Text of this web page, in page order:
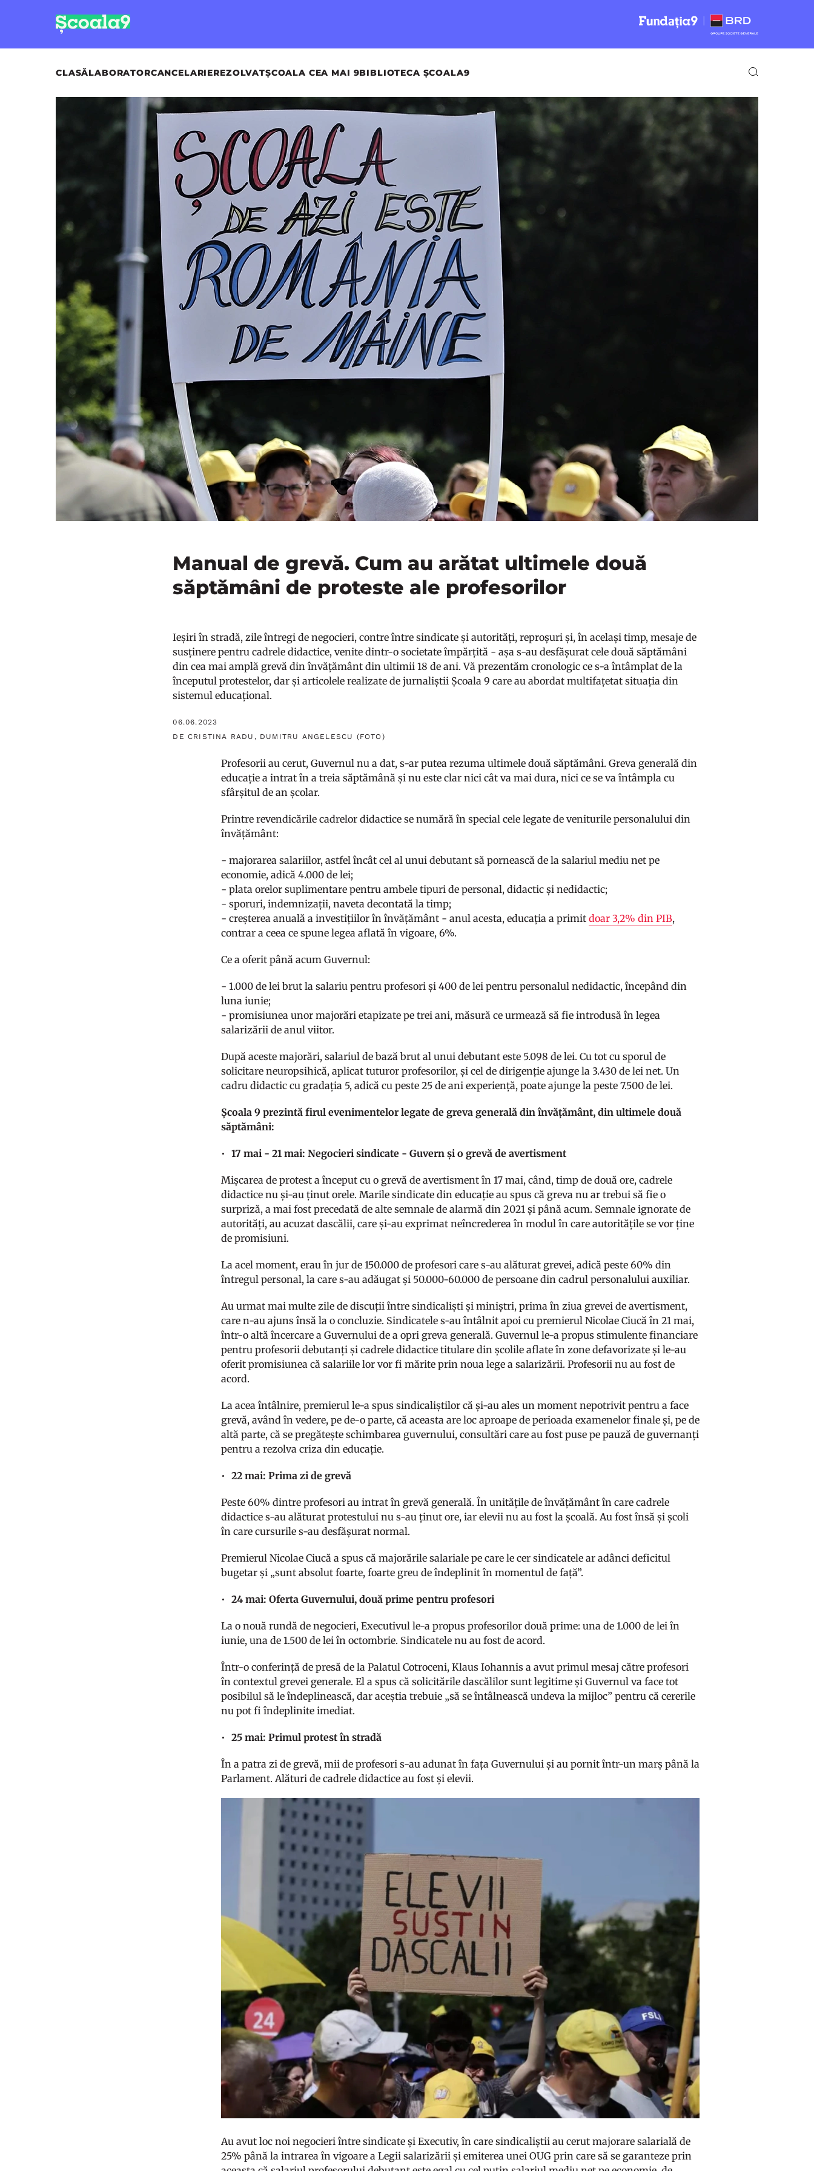
CLASĂLABORATORCANCELARIEREZOLVATȘCOALA CEA MAI 9BIBLIOTECA ȘCOALA9
Manual de grevă. Cum au arătat ultimele două
săptămâni de proteste ale profesorilor
Ieșiri în stradă, zile întregi de negocieri, contre între sindicate și autorități, reproșuri și, în același timp, mesaje de
susținere pentru cadrele didactice, venite dintr-o societate împărțită - așa s-au desfășurat cele două săptămâni
din cea mai amplă grevă din învățământ din ultimii 18 de ani. Vă prezentăm cronologic ce s-a întâmplat de la
începutul protestelor, dar și articolele realizate de jurnaliștii Școala 9 care au abordat multifațetat situația din
sistemul educațional.
06.06.2023
DE CRISTINA RADU, DUMITRU ANGELESCU (FOTO)
Profesorii au cerut, Guvernul nu a dat, s-ar putea rezuma ultimele două săptămâni. Greva generală din
educație a intrat în a treia săptămână și nu este clar nici cât va mai dura, nici ce se va întâmpla cu
sfârșitul de an școlar.
Printre revendicările cadrelor didactice se numără în special cele legate de veniturile personalului din
învățământ:
- majorarea salariilor, astfel încât cel al unui debutant să pornească de la salariul mediu net pe
economie, adică 4.000 de lei;
- plata orelor suplimentare pentru ambele tipuri de personal, didactic și nedidactic;
- sporuri, indemnizații, naveta decontată la timp;
- creșterea anuală a investițiilor în învățământ - anul acesta, educația a primitdoar 3,2% din PIB,
contrar a ceea ce spune legea aflată în vigoare, 6%.
Ce a oferit până acum Guvernul:
- 1.000 de lei brut la salariu pentru profesori și 400 de lei pentru personalul nedidactic, începând din
luna iunie;
- promisiunea unor majorări etapizate pe trei ani, măsură ce urmează să fie introdusă în legea
salarizării de anul viitor.
După aceste majorări, salariul de bază brut al unui debutant este 5.098 de lei. Cu tot cu sporul de
solicitare neuropsihică, aplicat tuturor profesorilor, și cel de dirigenție ajunge la 3.430 de lei net. Un
cadru didactic cu gradația 5, adică cu peste 25 de ani experiență, poate ajunge la peste 7.500 de lei.
Școala 9 prezintă firul evenimentelor legate de greva generală din învățământ, din ultimele două
săptămâni:
17 mai - 21 mai: Negocieri sindicate - Guvern și o grevă de avertisment
Mișcarea de protest a început cu o grevă de avertisment în 17 mai, când, timp de două ore, cadrele
didactice nu și-au ținut orele. Marile sindicate din educație au spus că greva nu ar trebui să fie o
surpriză, a mai fost precedată de alte semnale de alarmă din 2021 și până acum. Semnale ignorate de
autorități, au acuzat dascălii, care și-au exprimat neîncrederea în modul în care autoritățile se vor ține
de promisiuni.
La acel moment, erau în jur de 150.000 de profesori care s-au alăturat grevei, adică peste 60% din
întregul personal, la care s-au adăugat și 50.000-60.000 de persoane din cadrul personalului auxiliar.
Au urmat mai multe zile de discuții între sindicaliști și miniștri, prima în ziua grevei de avertisment,
care n-au ajuns însă la o concluzie. Sindicatele s-au întâlnit apoi cu premierul Nicolae Ciucă în 21 mai,
într-o altă încercare a Guvernului de a opri greva generală. Guvernul le-a propus stimulente financiare
pentru profesorii debutanți și cadrele didactice titulare din școlile aflate în zone defavorizate și le-au
oferit promisiunea că salariile lor vor fi mărite prin noua lege a salarizării. Profesorii nu au fost de
acord.
La acea întâlnire, premierul le-a spus sindicaliștilor că și-au ales un moment nepotrivit pentru a face
grevă, având în vedere, pe de-o parte, că aceasta are loc aproape de perioada examenelor finale și, pe de
altă parte, că se pregătește schimbarea guvernului, consultări care au fost puse pe pauză de guvernanți
pentru a rezolva criza din educație.
22 mai: Prima zi de grevă
Peste 60% dintre profesori au intrat în grevă generală. În unitățile de învățământ în care cadrele
didactice s-au alăturat protestului nu s-au ținut ore, iar elevii nu au fost la școală. Au fost însă și școli
în care cursurile s-au desfășurat normal.
Premierul Nicolae Ciucă a spus că majorările salariale pe care le cer sindicatele ar adânci deficitul
bugetar și „sunt absolut foarte, foarte greu de îndeplinit în momentul de față”.
24 mai: Oferta Guvernului, două prime pentru profesori
La o nouă rundă de negocieri, Executivul le-a propus profesorilor două prime: una de 1.000 de lei în
iunie, una de 1.500 de lei în octombrie. Sindicatele nu au fost de acord.
Într-o conferință de presă de la Palatul Cotroceni, Klaus Iohannis a avut primul mesaj către profesori
în contextul grevei generale. El a spus că solicitările dascălilor sunt legitime și Guvernul va face tot
posibilul să le îndeplinească, dar aceștia trebuie „să se întâlnească undeva la mijloc” pentru că cererile
nu pot fi îndeplinite imediat.
25 mai: Primul protest în stradă
În a patra zi de grevă, mii de profesori s-au adunat în fața Guvernului și au pornit într-un marș până la
Parlament. Alături de cadrele didactice au fost și elevii.
Au avut loc noi negocieri între sindicate și Executiv, în care sindicaliștii au cerut majorare salarială de
25% până la intrarea în vigoare a Legii salarizării și emiterea unei OUG prin care să se garanteze prin